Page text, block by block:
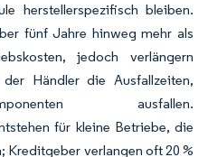
herstellerspezifisch bleiben.
fünf Jahre hinweg mehr als
jedoch verlängern
Händler die Ausfallzeiten,
ausfallen.
für kleine Betriebe, die
Kreditgeber verlangen oft 20 %